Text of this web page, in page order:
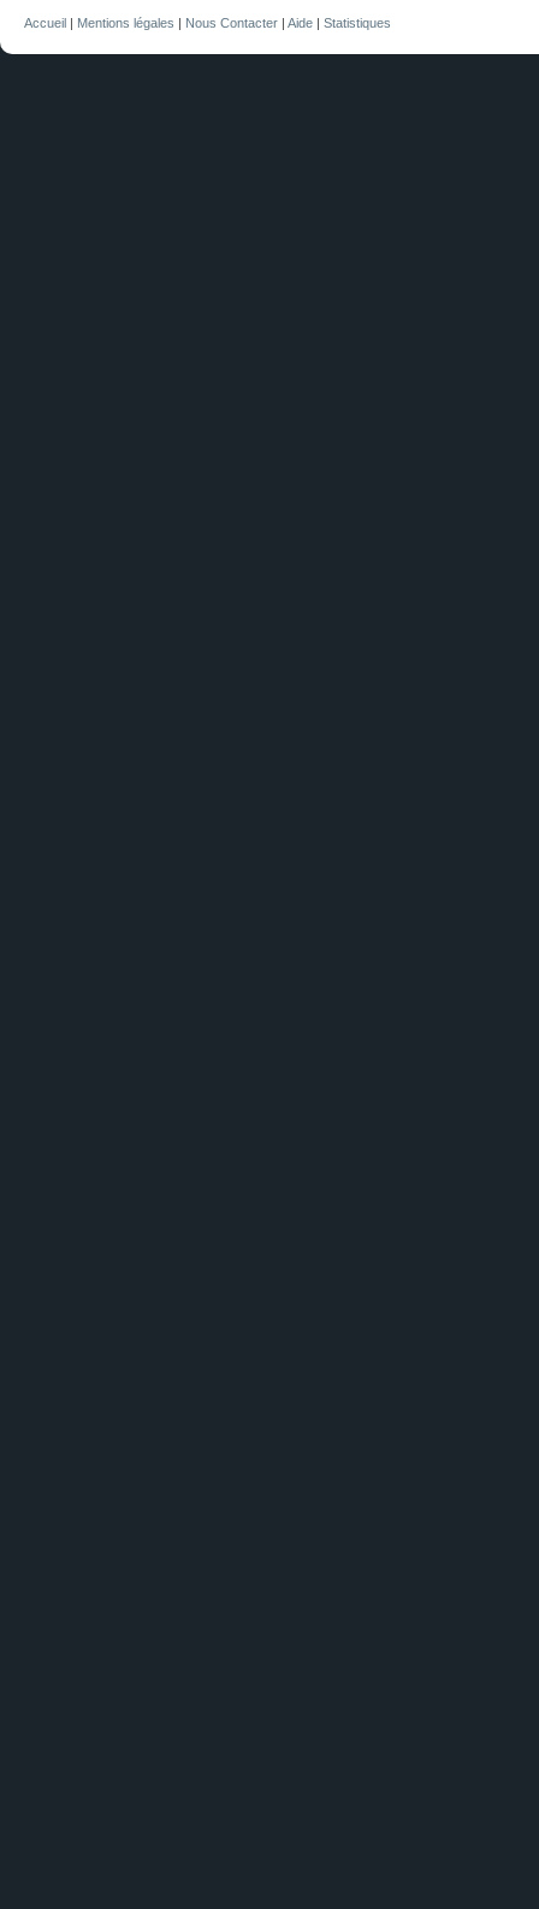
Accueil | Mentions légales | Nous Contacter | Aide | Statistiques